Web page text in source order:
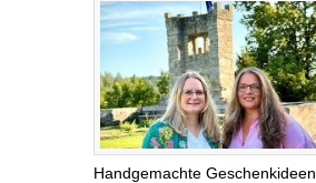
Handgemachte Geschenkideen